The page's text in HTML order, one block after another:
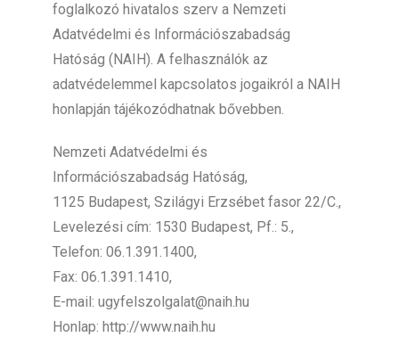
foglalkozó hivatalos szerv a Nemzeti
Adatvédelmi és Információszabadság
Hatóság (NAIH). A felhasználók az
adatvédelemmel kapcsolatos jogaikról a NAIH
honlapján tájékozódhatnak bővebben.
Nemzeti Adatvédelmi és
Információszabadság Hatóság,
1125 Budapest, Szilágyi Erzsébet fasor 22/C.,
Levelezési cím: 1530 Budapest, Pf.: 5.,
Telefon: 06.1.391.1400,
Fax: 06.1.391.1410,
E-mail: ugyfelszolgalat@naih.hu
Honlap: http://www.naih.hu